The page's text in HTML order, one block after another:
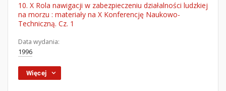
10. X Rola nawigacji w zabezpieczeniu działalności ludzkiej
na morzu : materiały na X Konferencję Naukowo-
Techniczną. Cz. 1
Data wydania:
1996
Więcej